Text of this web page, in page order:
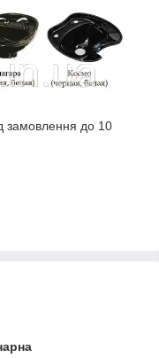
замовлення до 10